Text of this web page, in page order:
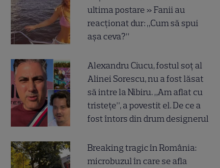
ultima postare » Fanii au
reacționat dur: „Cum să spui
așa ceva?”
Alexandru Ciucu, fostul soț al
Alinei Sorescu, nu a fost lăsat
să intre la Nibiru. „Am aflat cu
tristețe”, a povestit el. De ce a
fost întors din drum designerul
Breaking tragic în România:
microbuzul în care se afla